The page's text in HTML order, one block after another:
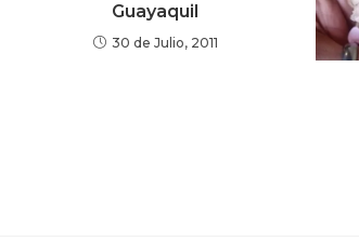
Guayaquil
30 de Julio, 2011